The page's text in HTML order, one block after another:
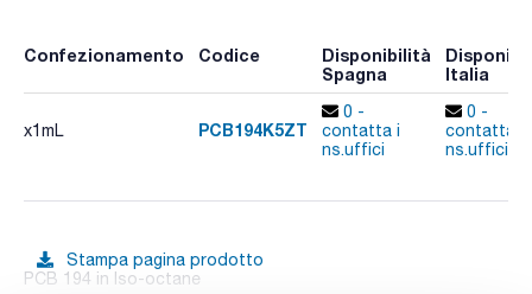
Confezionamento Codice
Disponibilità
Spagna
Italia
x1mL PCB194K5ZT
0 -
contatta i
ns.uffici
0 -
contatta i
ns.uffici
Stampa pagina prodotto
PCB 194 in Iso-octane